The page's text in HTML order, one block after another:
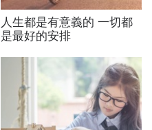
人生都是有意義的 一切都
是最好的安排